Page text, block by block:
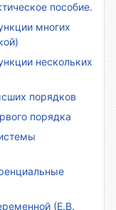
пособие.
многих
нескольких
порядков
порядка
(Е.В.